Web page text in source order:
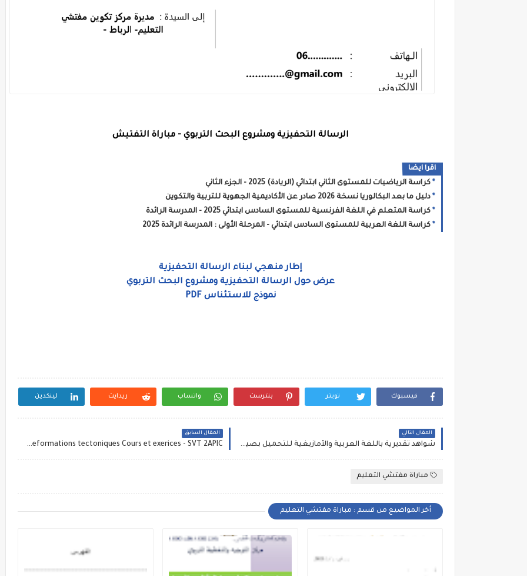
الرسالة التحفيزية ومشروع البحث التربوي - مباراة التفتيش
اقرا ايضا
كراسة الرياضيات للمستوى الثاني ابتدائي (الريادة) 2025 - الجزء الثاني
دليل ما بعد البكالوريا نسخة 2026 صادر عن الأكاديمية الجهوية للتربية والتكوين
كراسة المتعلم في اللغة الفرنسية للمستوى السادس ابتدائي 2025 - المدرسة الرائدة
كراسة اللغة العربية للمستوى السادس ابتدائي - المرحلة الأولى : المدرسة الرائدة 2025
إطار منهجي لبناء الرسالة التحفيزية
عرض حول الرسالة التحفيزية ومشروع البحث التربوي
نموذج للاستئناس PDF
فيسبوك تويتر بنترست واتساب ريدايت لينكدين
المقال التالي
شواهد تقديرية باللغة العربية والأمازيغية للتحميل بصيغة قابلة للتعديل 2025
المقال السابق
les deformations tectoniques Cours et exerices - SVT 2APIC
مباراة مفتشي التعليم
أخر المواضيع من قسم : مباراة مفتشي التعليم